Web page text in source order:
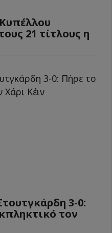
21 τίτλους η
3-0:
τον